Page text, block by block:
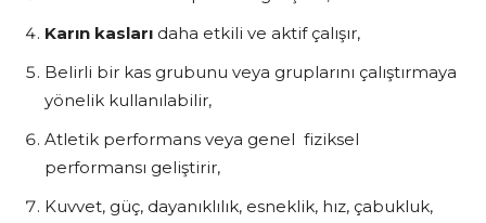
Karın kasları daha etkili ve aktif çalışır,
Belirli bir kas grubunu veya gruplarını çalıştırmaya
yönelik kullanılabilir,
Atletik performans veya genel fiziksel
performansı geliştirir,
Kuvvet, güç, dayanıklılık, esneklik, hız, çabukluk,